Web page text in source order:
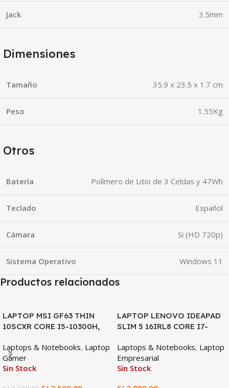
Jack 3.5mm
Dimensiones
Tamaño 35.9 x 23.5 x 1.7 cm
Peso 1.55Kg
Otros
Batería Polímero de Litio de 3 Celdas y 47Wh
Teclado Español
Cámara Si (HD 720p)
Sistema Operativo Windows 11
Productos relacionados
SALE
LAPTOP MSI GF63 THIN
10SCXR CORE I5-10300H,
512GB SSD, 15.6″ FHD
Laptops & Notebooks, Laptop
Gamer
Sin Stock
LAPTOP LENOVO IDEAPAD
SLIM 5 16IRL8 CORE I7-
SSD, 16″ FHD
Laptops & Notebooks, Laptop
Empresarial
Sin Stock